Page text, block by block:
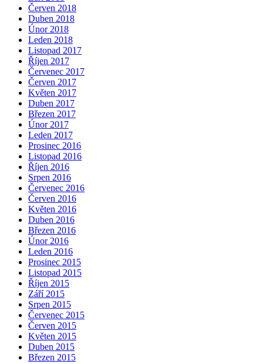
Červen 2018
Duben 2018
Únor 2018
Leden 2018
Listopad 2017
Říjen 2017
Červenec 2017
Červen 2017
Květen 2017
Duben 2017
Březen 2017
Únor 2017
Leden 2017
Prosinec 2016
Listopad 2016
Říjen 2016
Srpen 2016
Červenec 2016
Červen 2016
Květen 2016
Duben 2016
Březen 2016
Únor 2016
Leden 2016
Prosinec 2015
Listopad 2015
Říjen 2015
Září 2015
Srpen 2015
Červenec 2015
Červen 2015
Květen 2015
Duben 2015
Březen 2015